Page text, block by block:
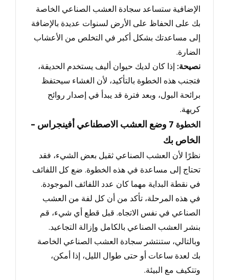
الإضافية ستساعد سجادة العشب الصناعي الخاصة
بك على الحفاظ على الأرض لسنوات عديدة بالإضافة
إلى مساعدتك بشكل أكبر في التخلص من الأعشاب
الضارة.
نصيحة: إذا كان لديك حيوان أليف يستخدم الحديقة،
فتجنب هذه الخطوة بالتأكيد، لأن الغشاء سيحتفظ
برائحة البول، وبعد فترة قد يبدأ في إصدار روائح
كريهة.
الخطوة 7
- وضع العشب الاصطناعي أفينجراس
الخاص بك
نظرًا لأن العشب الصناعي ثقيل بعض الشيء، فقد
تحتاج إلى مساعدة في هذه الخطوة. ضع كل اللفائف
في نقطة البداية مهما كان عدد اللفائف الموجودة.
في هذه المرحلة، تأكد من أن كل لفة من العشب
الصناعي في نفس الاتجاه. قبل قطع أي شيء، قم
بنشر العشب الصناعي بالكامل وإزالة التجاعيد.
وبالتالي، ستنتشر سجادة العشب الصناعي الخاصة
بك لعدة ساعات أو حتى طوال الليل، إذا أمكن،
وتتكيف مع البيئة.